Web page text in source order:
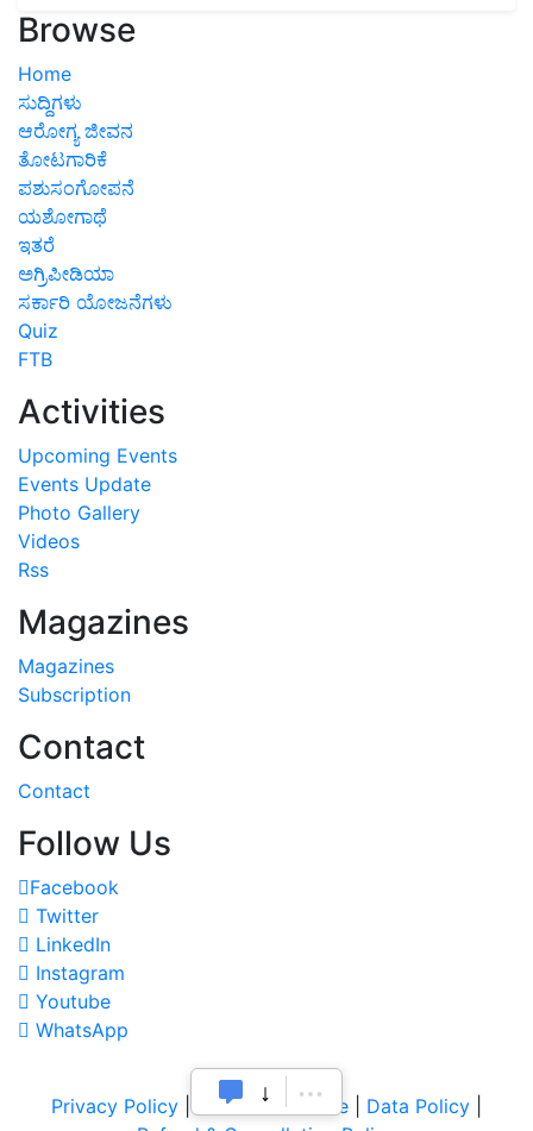
Home
ಸುದ್ದಿಗಳು
ಆರೋಗ್ಯ ಜೀವನ
ತೋಟಗಾರಿಕೆ
ಪಶುಸಂಗೋಪನೆ
ಯಶೋಗಾಥೆ
ಇತರೆ
ಅಗ್ರಿಪೀಡಿಯಾ
ಸರ್ಕಾರಿ ಯೋಜನೆಗಳು
Quiz
FTB
Upcoming Events
Events Update
Photo Gallery
Videos
Rss
Magazines
Subscription
Contact
Contact
Facebook
Twitter
LinkedIn
Instagram
Youtube
WhatsApp
|Terms of Service
Refund & Cancellation Policy